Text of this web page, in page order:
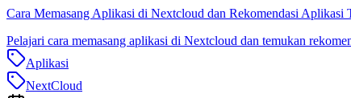
Cara Memasang Aplikasi di Nextcloud dan Rekomendasi Aplikasi
Pelajari cara memasang aplikasi di Nextcloud dan temukan
Aplikasi
NextCloud